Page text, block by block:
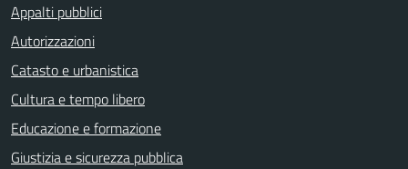
Appalti pubblici
Autorizzazioni
Catasto e urbanistica
Cultura e tempo libero
Educazione e formazione
Giustizia e sicurezza pubblica